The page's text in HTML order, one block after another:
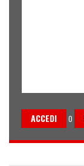
ACCEDI o